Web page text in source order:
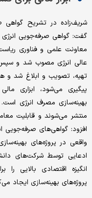
شریف‌‌‌زاده در تشریح گواهی
معاونت علمی و فناوری
تهیه، تصویب و ابلاغ شد و
پیگیری می‌شود، ابزاری
بهینه‌‌‌سازی مصرف انرژی
منتشر می‌‌‌شوند و قابلیت
افزود: گواهی‌‌‌های صرفه‌‌‌جویی
واقعی در پروژه‌‌‌های
ادعایی توسط شرکت‌های
انگیزه اقتصادی بالایی
پروژه‌‌‌های بهینه‌‌‌سازی ایجاد